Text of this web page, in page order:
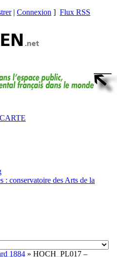
| Connexion ] Flux RSS
: conservatoire des Arts de la
1884 » HOCH_PL017 –